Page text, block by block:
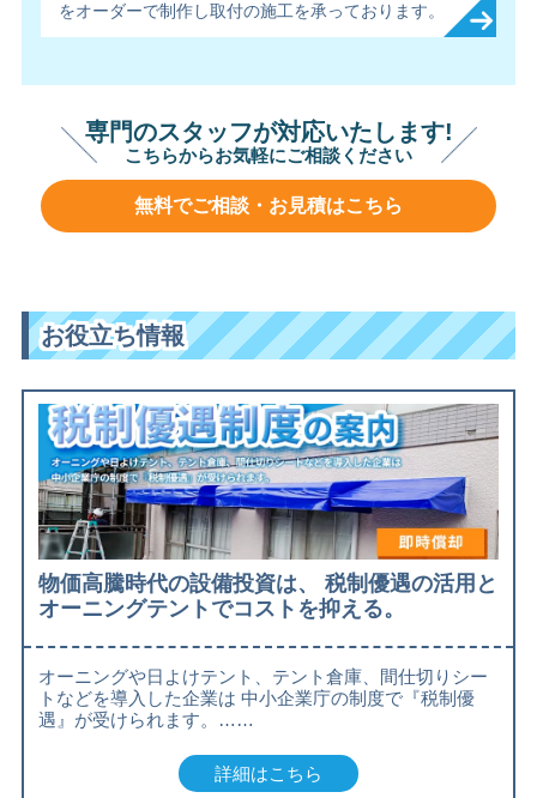
をオーダーで制作し取付の施工を承っております。
専門のスタッフが対応いたします!
こちらからお気軽にご相談ください
無料でご相談・お見積はこちら
お役立ち情報
物価高騰時代の設備投資は、 税制優遇の活用と
オーニングテントでコストを抑える。
オーニングや日よけテント、テント倉庫、間仕切りシー
トなどを導入した企業は 中小企業庁の制度で『税制優
遇』が受けられます。……
詳細はこちら